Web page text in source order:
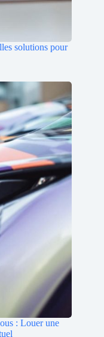
solutions pour
: Louer une